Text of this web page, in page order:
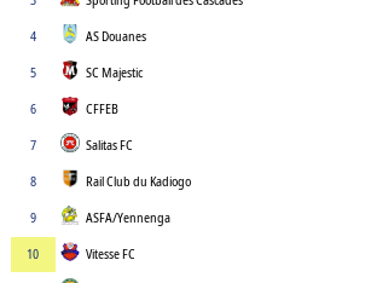
4
AS Douanes
5
SC Majestic
6
CFFEB
7
Salitas FC
8
Rail Club du Kadiogo
9
ASFA/Yennenga
10
Vitesse FC